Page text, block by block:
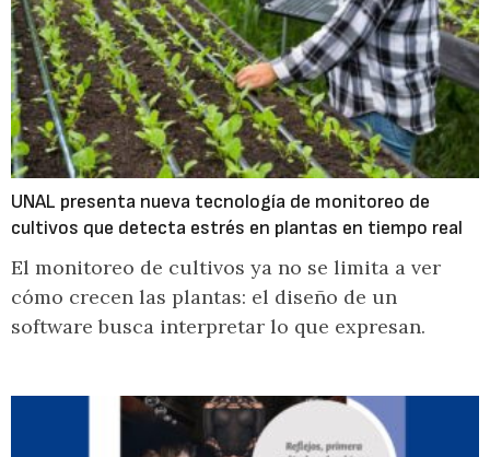
UNAL presenta nueva tecnología de monitoreo de
cultivos que detecta estrés en plantas en tiempo real
El monitoreo de cultivos ya no se limita a ver
cómo crecen las plantas: el diseño de un
software busca interpretar lo que expresan.